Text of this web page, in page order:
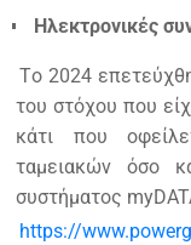
Ηλεκτρονικές
Tο 2024
του στόχου που
κάτι που
ταμειακών όσο
συστήματος
https://